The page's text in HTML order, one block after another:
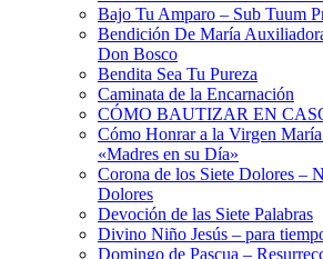
Bajo Tu Amparo – Sub Tuum
Bendición De María
Don Bosco
Bendita Sea Tu Pureza
Caminata de la Encarnación
CÓMO BAUTIZAR EN
Cómo Honrar a la Virgen
«Madres en su Día»
Corona de los Siete Dolores –
Dolores
Devoción de las Siete Palabras
Divino Niño Jesús – para
Domingo de Pascua –